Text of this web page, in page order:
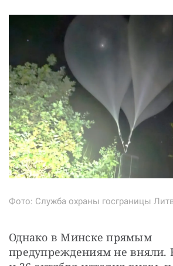
Фото: Служба охраны госграницы
Однако в Минске прямым
предупреждениям не вняли.